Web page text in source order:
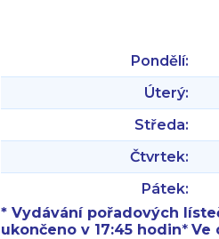
Pondělí:
Úterý:
Středa:
Čtvrtek:
Pátek:
* Vydávání pořadových
ukončeno v 17:45 hodin*Ve